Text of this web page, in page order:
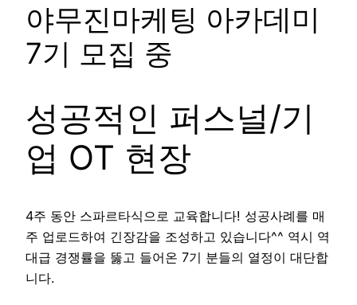
야무진마케팅 아카데미
7기 모집 중
성공적인 퍼스널/기
업 OT 현장
4주 동안 스파르타식으로 교육합니다! 성공사례를 매
주 업로드하여 긴장감을 조성하고 있습니다^^ 역시 역
대급 경쟁률을 뚫고 들어온 7기 분들의 열정이 대단합
니다.